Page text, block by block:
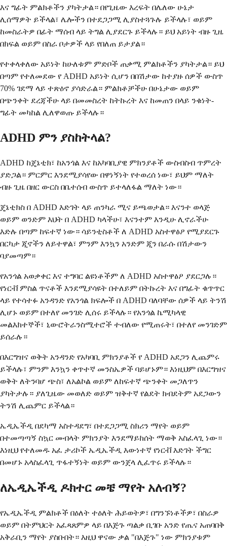
እና ግፊት ምልክቶችን ያካትታል። በየጊዜው እረፍት በሌለው ሁኔታ
ሊሰማዎት ይችላል፣ ሌሎችን በተደጋጋሚ ሊያስተጓጉሉ ይችላሉ፣ ወይም
ከመስራትዎ በፊት ማሰብ ላይ ትግል ሊያደርጉ ይችላሉ። ይህ አይነት ብዙ ጊዜ
በክፍል ወይም በስራ ቦታዎች ላይ የበለጠ ይታያል።
የተቀላቀለው አይነት ከሁለቱም ምድቦች ጠቃሚ ምልክቶችን ያካትታል። ይህ
በጣም የተለመደው የ ADHD አይነት ሲሆን በበሽታው ከተያዙ ሰዎች ውስጥ
70% ገደማ ላይ ተጽዕኖ ያሳድራል። ምልክቶቻችሁ በሁኔታው ወይም
በጭንቀት ደረጃችሁ ላይ በመመስረት ከትኩረት እና ከመጠን በላይ ንቁነት-
ግፊት መካከል ሊለዋወጡ ይችላሉ።
ADHD ምን ያስከትላል?
ADHD ከጄኔቲክ፣ ከአንጎል እና ከአካባቢያዊ ምክንያቶች ውስብስብ ጥምረት
ያድጋል። ምርምር እንደሚያሳየው በዋነኝነት የተወረሰ ነው፣ ይህም ማለት
ብዙ ጊዜ በዘር ውርስ በቤተሰብ ውስጥ ይተላለፋል ማለት ነው።
ጄኔቲክስ በ ADHD እድገት ላይ ጠንካራ ሚና ይጫወታል። እናንተ ወላጅ
ወይም ወንድም እህት በ ADHD ካላችሁ፣ እናንተም እንዲሁ ሊኖራችሁ
እድሉ በጣም ከፍተኛ ነው። ሳይንቲስቶች ለ ADHD አስተዋፅዖ የሚያደርጉ
በርካታ ጂኖችን ለይተዋል፣ ምንም እንኳን አንድም ጂን በራሱ በሽታውን
ባያመጣም።
የአንጎል አወቃቀር እና ተግባር ልዩነቶችም ለ ADHD አስተዋፅዖ ያደርጋሉ።
የነርቭ ምስል ጥናቶች እንደሚያሳዩት በተለይም በትኩረት እና በግፊት ቁጥጥር
ላይ የተሳተፉ አንዳንድ የአንጎል ክፍሎች በ ADHD ባለባቸው ሰዎች ላይ ትንሽ
ሊሆኑ ወይም በተለየ መንገድ ሊሰሩ ይችላሉ። የአንጎል ኬሚካላዊ
መልእክተኞች፣ ኒውሮትራንስሚተሮች ተብለው የሚጠሩት፣ በተለየ መንገድም
ይሰራሉ።
በእርግዝና ወቅት አንዳንድ የአካባቢ ምክንያቶች የ ADHD አደጋን ሊጨምሩ
ይችላሉ፣ ምንም እንኳን ቀጥተኛ መንስኤዎች ባይሆኑም። እነዚህም በእርግዝና
ወቅት ለትንባሆ ጭስ፣ ለአልኮል ወይም ለከፍተኛ ጭንቀት መጋለጥን
ያካትታሉ። ያለጊዜው መወለድ ወይም ዝቅተኛ የልደት ክብደትም አደጋውን
ትንሽ ሊጨምር ይችላል።
ኤዲኤችዲ በደካማ አስተዳደግ፣ በተደጋጋሚ ስክሪን ማየት ወይም
በተመጣጣኝ ስኳር መብላት ምክንያት እንደማይከሰት ማወቅ አስፈላጊ ነው።
እነዚህ የተለመዱ አፈ ታሪኮች ኤዲኤችዲ እውነተኛ የነርቭ እድገት ችግር
በመሆኑ አላስፈላጊ ጥፋተኝነት ወይም ውንጀላ ሊፈጥሩ ይችላሉ።
ለኤዲኤችዲ ዶክተር መቼ ማየት አለብኝ?
የኤዲኤችዲ ምልክቶች በዕለት ተዕለት ሕይወትዎ፣ በግንኙነቶችዎ፣ በስራዎ
ወይም በትምህርት አፈጻጸምዎ ላይ በእጅጉ ጣልቃ ቢገቡ አንድ የጤና አጠባበቅ
አቅራቢን ማየት ያስቡበት። እዚህ ዋናው ቃል "በእጅጉ" ነው ምክንያቱም